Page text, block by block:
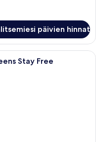
päivien hinnat
jossa on sänky,
Stay Free